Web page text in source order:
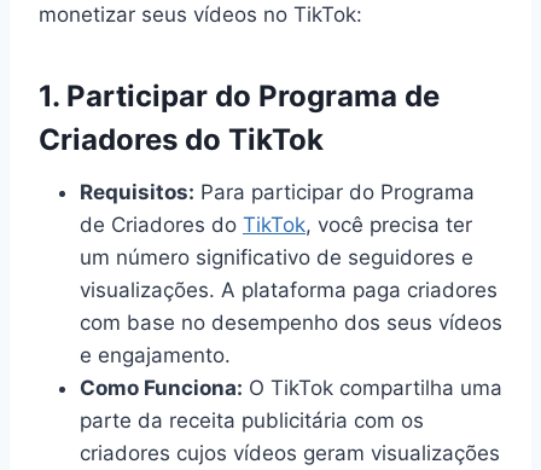
monetizar seus vídeos no TikTok:
1. Participar do Programa de
Criadores do TikTok
Requisitos: Para participar do Programa
de Criadores do TikTok, você precisa ter
um número significativo de seguidores e
visualizações. A plataforma paga criadores
com base no desempenho dos seus vídeos
e engajamento.
Como Funciona: O TikTok compartilha uma
parte da receita publicitária com os
criadores cujos vídeos geram visualizações